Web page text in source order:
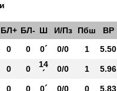
БЛ+ БЛ- Ш И/Пз Пбш ВР
0 0 0´ 0/0 1 5.50
0 0
14
´
0/0 1 5.96
0 0 0´ 0/0 0 5.83